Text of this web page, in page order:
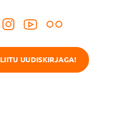
LIITU UUDISKIRJAGA!